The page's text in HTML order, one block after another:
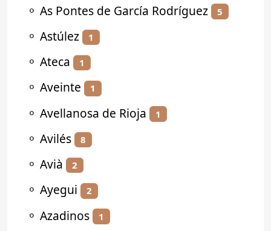
⚬ As Pontes de García Rodríguez 5
⚬ Astúlez 1
⚬ Ateca 1
⚬ Aveinte 1
⚬ Avellanosa de Rioja 1
⚬ Avilés 8
⚬ Avià 2
⚬ Ayegui 2
⚬ Azadinos 1